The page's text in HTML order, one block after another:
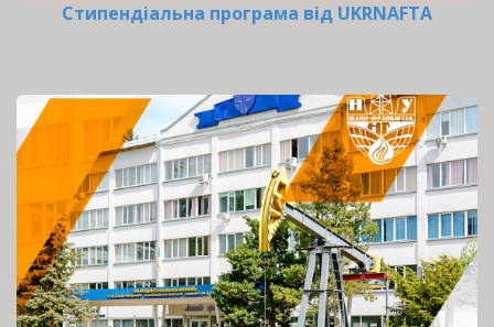
Стипендіальна програма від UKRNAFTA